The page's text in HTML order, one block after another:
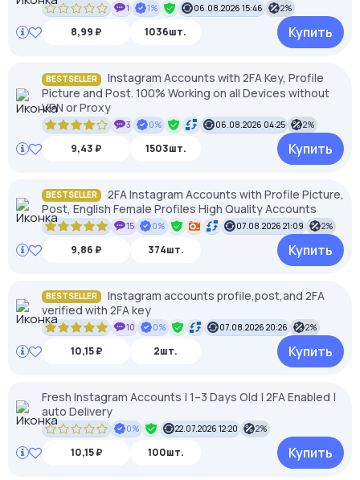
1 1% 06.08.2026 15:46 2%
8,99 ₽ 1036шт. Купить
BESTSELLER
Instagram Accounts with 2FA Key, Profile
Picture and Post. 100% Working on all Devices without
VPN or Proxy
3 0% 06.08.2026 04:25 2%
9,43 ₽ 1503шт. Купить
BESTSELLER
2FA Instagram Accounts with Profile Picture,
Post, English Female Profiles High Quality Accounts
15 0% 07.08.2026 21:09 2%
9,86 ₽ 374шт. Купить
BESTSELLER
Instagram accounts profile,post,and 2FA
verified with 2FA key
10 0% 07.08.2026 20:26 2%
10,15 ₽ 2шт. Купить
Fresh Instagram Accounts | 1–3 Days Old | 2FA Enabled |
auto Delivery
0% 22.07.2026 12:20 2%
10,15 ₽ 100шт. Купить